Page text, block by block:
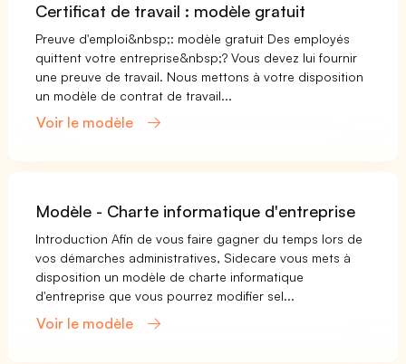
Certificat de travail : modèle gratuit
Preuve d'emploi&nbsp;: modèle gratuit Des employés
quittent votre entreprise&nbsp;? Vous devez lui fournir
une preuve de travail. Nous mettons à votre disposition
un modèle de contrat de travail...
Voir le modèle
Modèle - Charte informatique d'entreprise
Introduction Afin de vous faire gagner du temps lors de
vos démarches administratives, Sidecare vous mets à
disposition un modèle de charte informatique
d'entreprise que vous pourrez modifier sel...
Voir le modèle